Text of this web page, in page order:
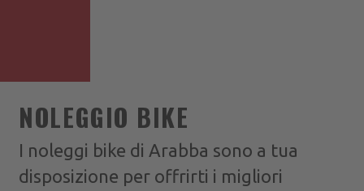
NOLEGGIO BIKE
I noleggi bike di Arabba sono a tua
disposizione per offrirti i migliori